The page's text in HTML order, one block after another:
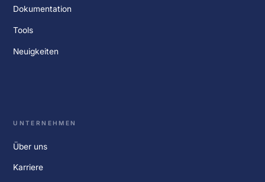
Dokumentation
Tools
Neuigkeiten
UNTERNEHMEN
Über uns
Karriere